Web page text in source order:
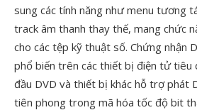
sung các tính năng như menu tương
track âm thanh thay thế, mang chức
cho các tệp kỹ thuật số. Chứng nhận
phổ biến trên các thiết bị điện tử tiêu
đầu DVD và thiết bị khác hỗ trợ phát
tiên phong trong mã hóa tốc độ bit